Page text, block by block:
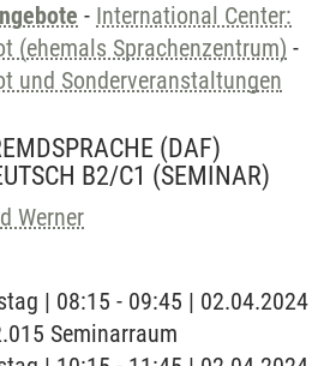
- International Center:
(ehemals Sprachenzentrum) -
und Sonderveranstaltungen
(DAF)
B2/C1 (SEMINAR)
Werner
| 08:15 - 09:45 | 02.04.2024
Seminarraum